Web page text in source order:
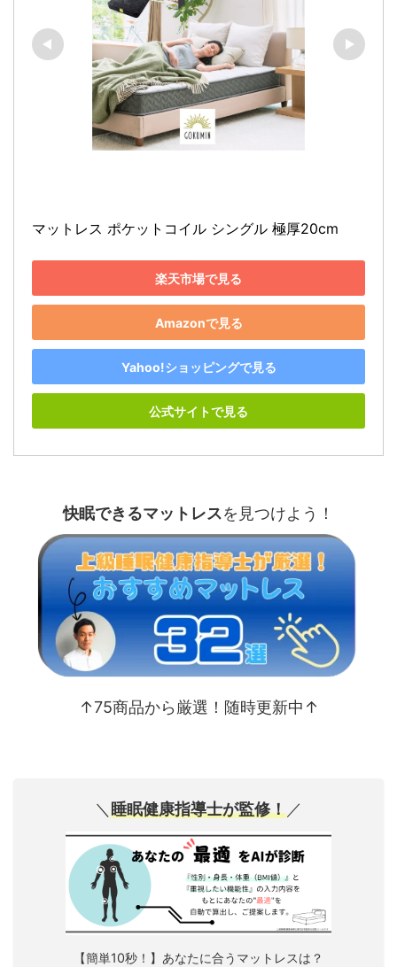
マットレス ポケットコイル シングル 極厚20cm
楽天市場で見る
Amazonで見る
Yahoo!ショッピングで見る
公式サイトで見る
快眠できるマットレスを見つけよう！
↑75商品から厳選！随時更新中↑
＼睡眠健康指導士が監修！／
【簡単10秒！】あなたに合うマットレスは？